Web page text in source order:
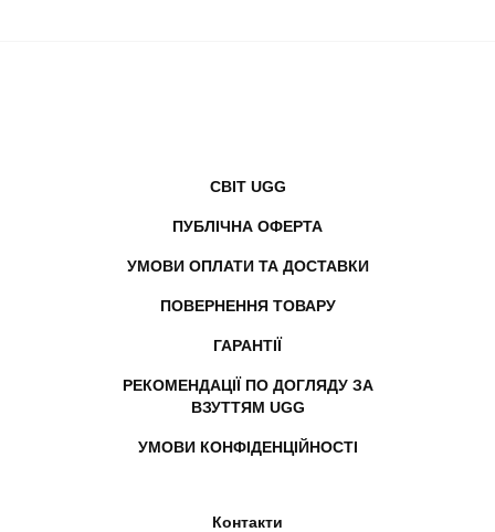
СВІТ UGG
ПУБЛІЧНА ОФЕРТА
УМОВИ ОПЛАТИ ТА ДОСТАВКИ
ПОВЕРНЕННЯ ТОВАРУ
ГАРАНТІЇ
РЕКОМЕНДАЦІЇ ПО ДОГЛЯДУ ЗА
ВЗУТТЯМ UGG
УМОВИ КОНФІДЕНЦІЙНОСТІ
Контакти